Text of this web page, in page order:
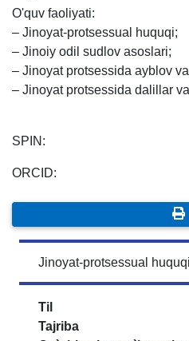
O'quv faoliyati:
– Jinoyat-protsessual huquqi;
– Jinoiy odil sudlov asoslari;
– Jinoyat protsessida ayblov
– Jinoyat protsessida dalillar
SPIN:
ORCID:
Jinoyat-protsessual
Til
Tajriba